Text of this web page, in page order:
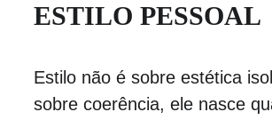
ESTILO PESSOAL
Estilo não é sobre estética
sobre coerência, ele nasce